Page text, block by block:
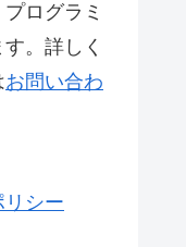
ログラミ
。詳しく
お問い合わ
リシー